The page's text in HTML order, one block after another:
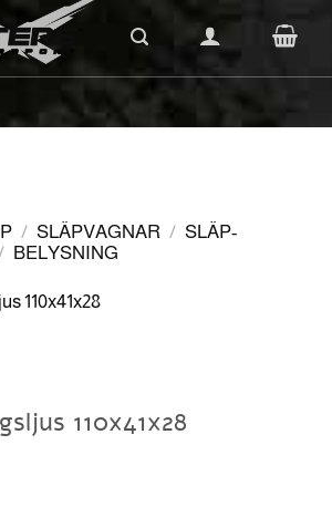
/ SLÄPVAGNAR / SLÄP-
BELYSNING
110x41x28